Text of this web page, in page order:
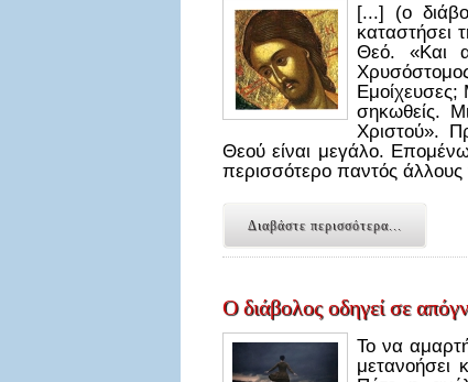
[...] (ο
καταστήσει
Θεό. «Και
σηκωθείς.
Χριστού».
Θεού είναι μεγάλο.
περισσότερο παντός άλλους
Διαβάστε περισσότερα...
Ο διάβολος οδηγεί σε
Το να
μετανοήσει